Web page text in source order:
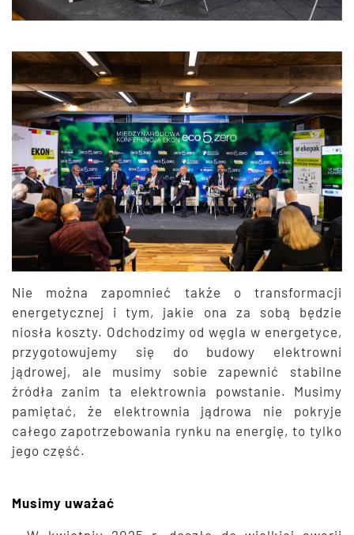
Nie można zapomnieć także o transformacji
energetycznej i tym, jakie ona za sobą będzie
niosła koszty. Odchodzimy od węgla w energetyce,
przygotowujemy się do budowy elektrowni
jądrowej, ale musimy sobie zapewnić stabilne
źródła zanim ta elektrownia powstanie. Musimy
pamiętać, że elektrownia jądrowa nie pokryje
całego zapotrzebowania rynku na energię, to tylko
jego część.
Musimy uważać